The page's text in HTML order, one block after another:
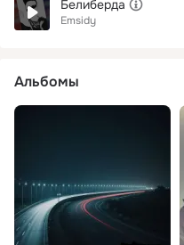
Белиберда
Emsidy
Альбомы